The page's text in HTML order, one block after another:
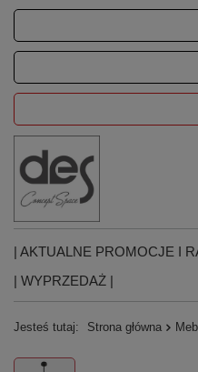
| AKTUALNE PROMOCJE I
| WYPRZEDAŻ |
Jesteś tutaj: Strona główna